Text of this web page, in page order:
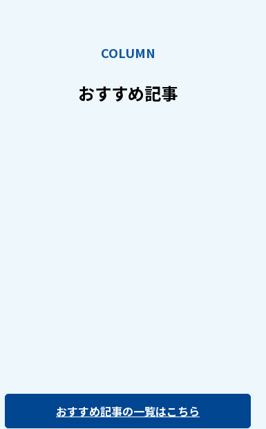
COLUMN
おすすめ記事
おすすめ記事の一覧はこちら